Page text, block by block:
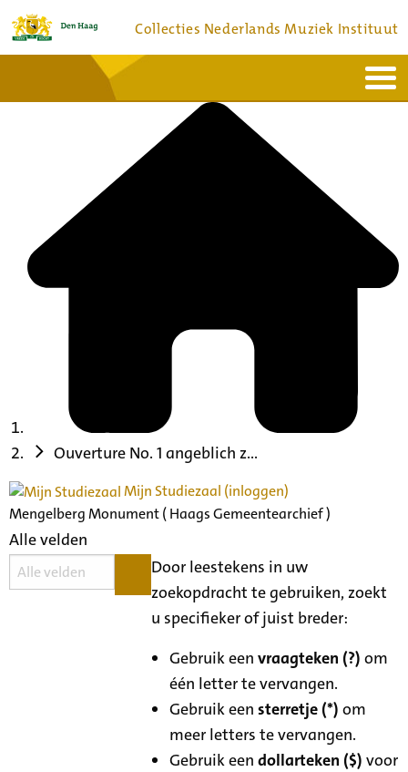
Collecties Nederlands Muziek Instituut
Bronnen en collecties
Ouverture No. 1 angeblich z...
Mijn Studiezaal (inloggen)
Mengelberg Monument ( Haags Gemeentearchief )
Alle velden
Door leestekens in uw
zoekopdracht te gebruiken, zoekt
u specifieker of juist breder:
Gebruik eenvraagteken (?) om
één letter te vervangen.
Gebruik eensterretje (*) om
meer letters te vervangen.
Gebruik eendollarteken ($) voor